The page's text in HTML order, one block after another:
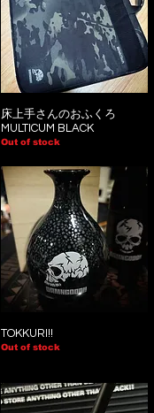
床上手さんのおふくろ
MULTICUM BLACK
Out of stock
TOKKURI!!
Out of stock